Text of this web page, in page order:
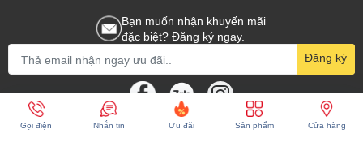
Bạn muốn nhận khuyến mãi
đặc biệt? Đăng ký ngay.
Đăng ký
Sản phẩm Cửa hàng
Gọi điện Nhắn tin Ưu đãi